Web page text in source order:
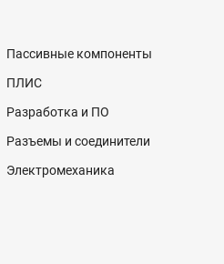
Пассивные компоненты
ПЛИС
Разработка и ПО
Разъемы и соединители
Электромеханика